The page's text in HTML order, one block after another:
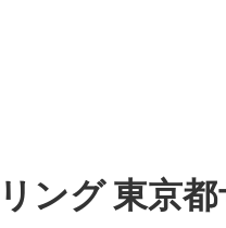
ング 東京都